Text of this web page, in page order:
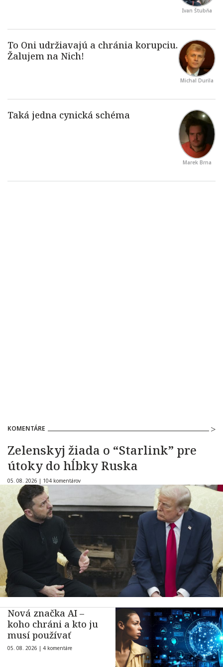
Ivan Štubňa
Michal Durila
Marek Brna
KOMENTÁRE
Zelenskyj žiada o “Starlink” pre
útoky do hĺbky Ruska
05. 08. 2026 | 104 komentárov
Nová značka AI –
koho chráni a kto ju
musí používať
05. 08. 2026 | 4 komentáre